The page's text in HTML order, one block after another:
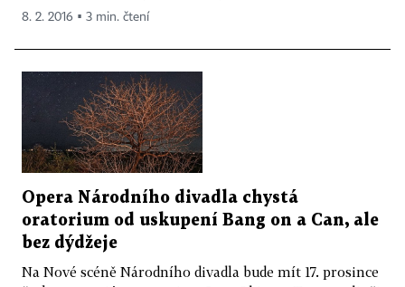
8. 2. 2016 ▪ 3 min. čtení
Opera Národního divadla chystá
oratorium od uskupení Bang on a Can, ale
bez dýdžeje
Na Nové scéně Národního divadla bude mít 17. prosince